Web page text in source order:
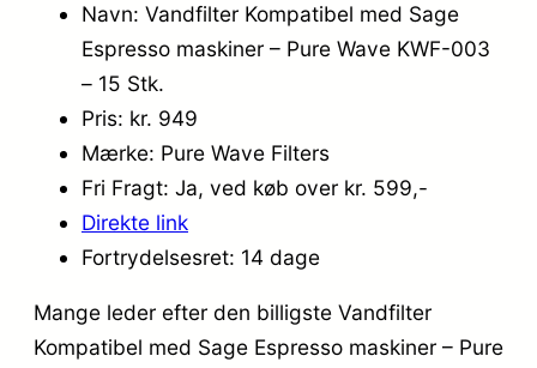
Navn: Vandfilter Kompatibel med Sage
Espresso maskiner – Pure Wave KWF-003
– 15 Stk.
Pris: kr. 949
Mærke: Pure Wave Filters
Fri Fragt: Ja, ved køb over kr. 599,-
Direkte link
Fortrydelsesret: 14 dage
Mange leder efter den billigste Vandfilter
Kompatibel med Sage Espresso maskiner – Pure